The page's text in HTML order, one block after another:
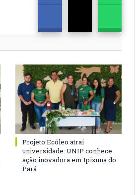
Projeto Ecóleo atrai
universidade: UNIP conhece
ação inovadora em Ipixuna do
Pará